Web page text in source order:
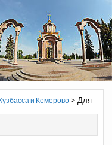
и Кемерово> Для